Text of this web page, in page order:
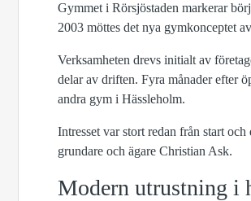
Gymmet i Rörsjöstaden markerar
2003 möttes det nya gymkonceptet
Verksamheten drevs initialt av
delar av driften. Fyra månader efter
andra gym i Hässleholm.
Intresset var stort redan från start
grundare och ägare Christian Ask.
Modern utrustning i